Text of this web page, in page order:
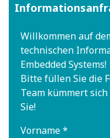
Willkommen auf
technischen
Embedded Systems!
Bitte füllen Sie die
Team kümmert
Sie!
Vorname *